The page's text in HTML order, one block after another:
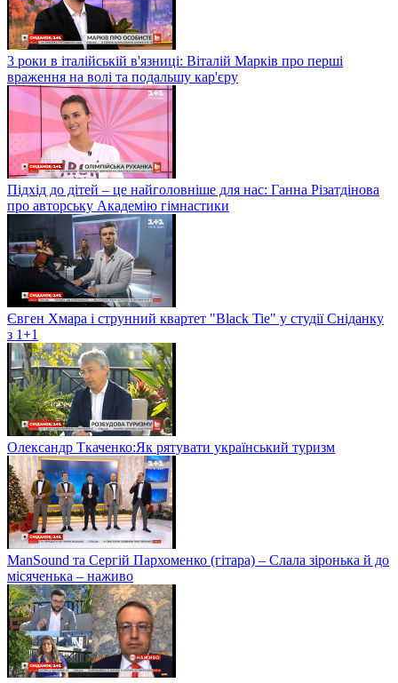
3 роки в італійській в'язниці: Віталій Марків про перші
враження на волі та подальшу кар'єру
Підхід до дітей – це найголовніше для нас: Ганна Різатдінова
про авторську Академію гімнастики
Євген Хмара і струнний квартет "Black Tie" у студії Сніданку
з 1+1
Олександр Ткаченко:Як рятувати український туризм
ManSound та Сергій Пархоменко (гітара) – Слала зіронька й до
місяченька – наживо